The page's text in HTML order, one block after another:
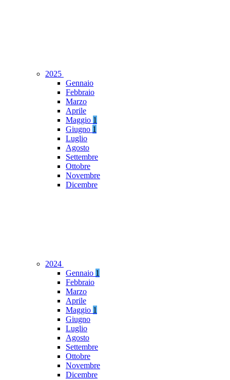
2025
Gennaio
Febbraio
Marzo
Aprile
Maggio 1
Giugno 1
Luglio
Agosto
Settembre
Ottobre
Novembre
Dicembre
2024
Gennaio 1
Febbraio
Marzo
Aprile
Maggio 1
Giugno
Luglio
Agosto
Settembre
Ottobre
Novembre
Dicembre